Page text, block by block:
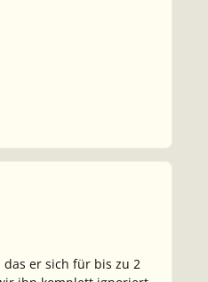
das er sich für bis zu 2